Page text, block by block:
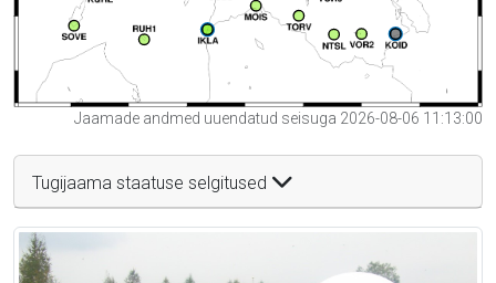
Jaamade andmed uuendatud seisuga 2026-08-06 11:13:00
Tugijaama staatuse selgitused